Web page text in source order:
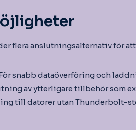
flera anslutningsalternativ för att
För snabb dataöverföring och
av ytterligare tillbehör som
till datorer utan Thunderbolt-